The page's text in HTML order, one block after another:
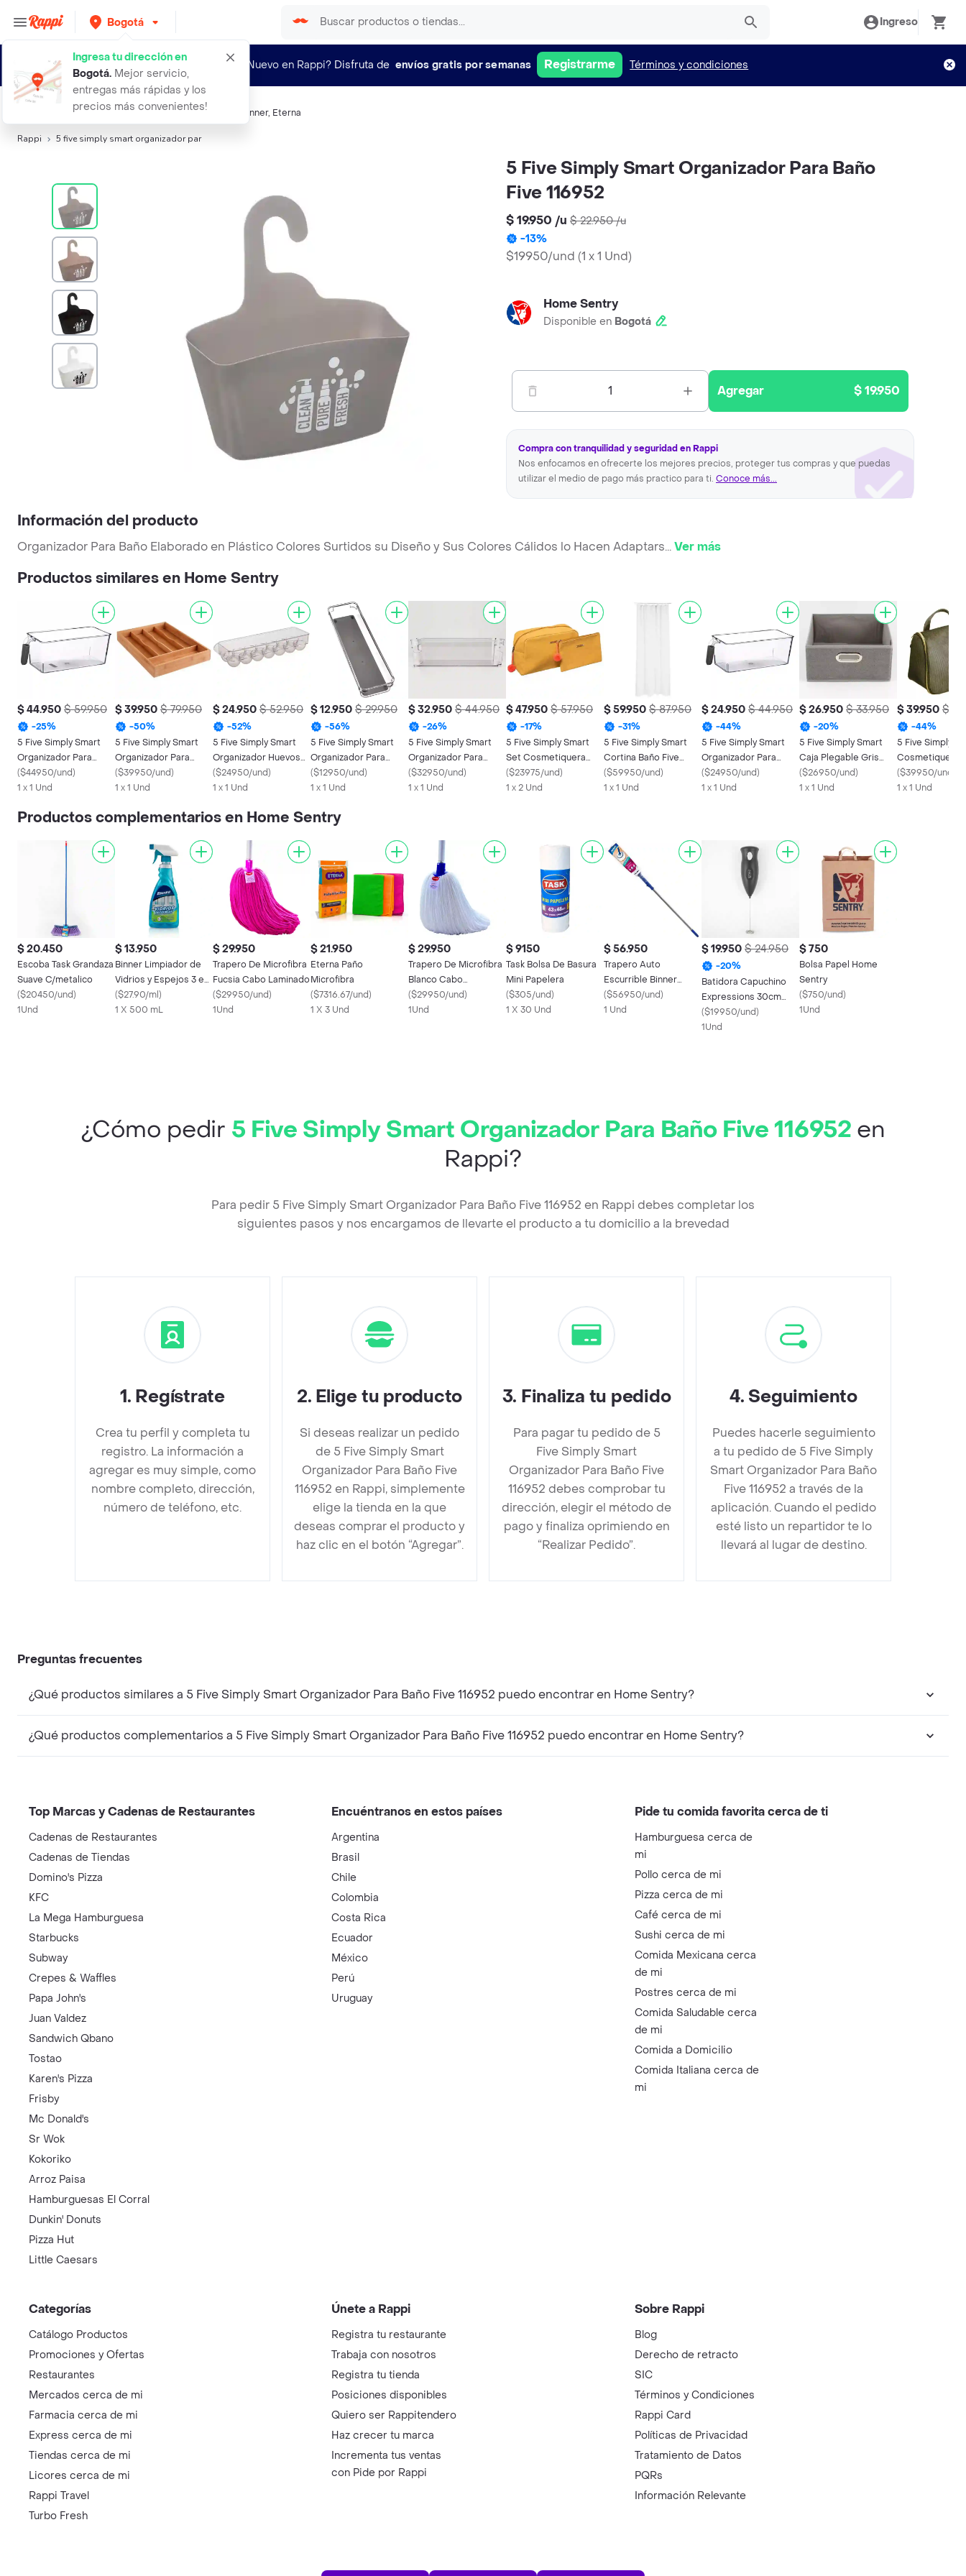
Bogotá
Ingresa tu dirección en
Bogotá. Mejor servicio,
entregas más rápidas y los
precios más convenientes!
Ingreso
¿Nuevo en Rappi? Disfruta de envíos gratis por semanas Registrarme Términos y condiciones
Búsquedas relacionadas:Cajas y Cestas,Five Binner, Eterna
Rappi 5 five simply smart organizador par
5 Five Simply Smart Organizador Para Baño
Five 116952
$ 19.950 /u $ 22.950/u
-13%
$19950/und (1 x 1 Und)
Home Sentry
Disponible en Bogotá
1 Agregar $ 19.950
Compra con tranquilidad y seguridad en Rappi
Nos enfocamos en ofrecerte los mejores precios, proteger tus compras y que puedas
utilizar el medio de pago más practico para ti. Conoce más...
Información del producto
Organizador Para Baño Elaborado en Plástico Colores Surtidos su Diseño y Sus Colores Cálidos lo Hacen Adaptars...Ver más
Productos similares en Home Sentry
$ 44.950 $ 59.950
-25%
5 Five Simply Smart
Organizador Para
Nevera Plástico
167788
($44950/und)
1 x 1 Und
$ 39.950 $ 79.950
-50%
5 Five Simply Smart
Organizador Para
Cubiertos en Bamboo
115242
($39950/und)
1 x 1 Und
$ 24.950 $ 52.950
-52%
5 Five Simply Smart
Organizador Huevos
Plástico 146479
($24950/und)
1 x 1 Und
$ 12.950 $ 29.950
-56%
5 Five Simply Smart
Organizador Para
Nevera Plástico
($12950/und)
1 x 1 Und
$ 32.950 $ 44.950
-26%
5 Five Simply Smart
Organizador Para
Nevera 5 L
($32950/und)
1 x 1 Und
$ 47.950 $ 57.950
-17%
5 Five Simply Smart
Set Cosmetiquera
Caqui 174668c
($23975/und)
1 x 2 Und
$ 59.950 $ 87.950
-31%
5 Five Simply Smart
Cortina Baño Five
105654 Poliéster
Blanco
($59950/und)
1 x 1 Und
$ 24.950 $ 44.950
-44%
5 Five Simply Smart
Organizador Para
Nevera 03 Kg
($24950/und)
1 x 1 Und
$ 26.950 $ 33.950
-20%
5 Five Simply Smart
Caja Plegable Gris
Lino 138886c
($26950/und)
1 x 1 Und
$ 39.950 $
-44%
5 Five Simply
Cosmetiquera
Pana Negro
($39950/und
1 x 1 Und
Productos complementarios en Home Sentry
$ 20.450
Escoba Task Grandaza
Suave C/metalico
($20450/und)
1Und
$ 13.950
Binner Limpiador de
Vidrios y Espejos 3 en
1
($27.90/ml)
1 X 500 mL
$ 29.950
Trapero De Microfibra
Fucsia Cabo Laminado
($29950/und)
1Und
$ 21.950
Eterna Paño
Microfibra
($7316.67/und)
1 X 3 Und
$ 29.950
Trapero De Microfibra
Blanco Cabo
Laminado
($29950/und)
1Und
$ 9150
Task Bolsa De Basura
Mini Papelera
($305/und)
1 X 30 Und
$ 56.950
Trapero Auto
Escurrible Binner
107561
($56950/und)
1 Und
$ 19.950 $ 24.950
-20%
Batidora Capuchino
Expressions 30cm
Negro Acero
Inoxidable
($19950/und)
1Und
$ 750
Bolsa Papel Home
Sentry
($750/und)
1Und
¿Cómo pedir 5 Five Simply Smart Organizador Para Baño Five 116952 en
Rappi?
Para pedir 5 Five Simply Smart Organizador Para Baño Five 116952 en Rappi debes completar los
siguientes pasos y nos encargamos de llevarte el producto a tu domicilio a la brevedad
1. Regístrate
Crea tu perfil y completa tu
registro. La información a
agregar es muy simple, como
nombre completo, dirección,
número de teléfono, etc.
2. Elige tu producto
Si deseas realizar un pedido
de 5 Five Simply Smart
Organizador Para Baño Five
116952 en Rappi, simplemente
elige la tienda en la que
deseas comprar el producto y
haz clic en el botón “Agregar”.
3. Finaliza tu pedido
Para pagar tu pedido de 5
Five Simply Smart
Organizador Para Baño Five
116952 debes comprobar tu
dirección, elegir el método de
pago y finaliza oprimiendo en
“Realizar Pedido”.
4. Seguimiento
Puedes hacerle seguimiento
a tu pedido de 5 Five Simply
Smart Organizador Para Baño
Five 116952 a través de la
aplicación. Cuando el pedido
esté listo un repartidor te lo
llevará al lugar de destino.
Preguntas frecuentes
¿Qué productos similares a 5 Five Simply Smart Organizador Para Baño Five 116952 puedo encontrar en Home Sentry?
¿Qué productos complementarios a 5 Five Simply Smart Organizador Para Baño Five 116952 puedo encontrar en Home Sentry?
Top Marcas y Cadenas de Restaurantes
Cadenas de Restaurantes
Cadenas de Tiendas
Domino's Pizza
KFC
La Mega Hamburguesa
Starbucks
Subway
Crepes & Waffles
Papa John's
Juan Valdez
Sandwich Qbano
Tostao
Karen's Pizza
Frisby
Mc Donald's
Sr Wok
Kokoriko
Arroz Paisa
Hamburguesas El Corral
Dunkin' Donuts
Pizza Hut
Little Caesars
Encuéntranos en estos países
Argentina
Brasil
Chile
Colombia
Costa Rica
Ecuador
México
Perú
Uruguay
Pide tu comida favorita cerca de ti
Hamburguesa cerca de
mi
Pollo cerca de mi
Pizza cerca de mi
Café cerca de mi
Sushi cerca de mi
Comida Mexicana cerca
de mi
Postres cerca de mi
Comida Saludable cerca
de mi
Comida a Domicilio
Comida Italiana cerca de
mi
Categorías
Catálogo Productos
Promociones y Ofertas
Restaurantes
Mercados cerca de mi
Farmacia cerca de mi
Express cerca de mi
Tiendas cerca de mi
Licores cerca de mi
Rappi Travel
Turbo Fresh
Únete a Rappi
Registra tu restaurante
Trabaja con nosotros
Registra tu tienda
Posiciones disponibles
Quiero ser Rappitendero
Haz crecer tu marca
Incrementa tus ventas
con Pide por Rappi
Sobre Rappi
Blog
Derecho de retracto
SIC
Términos y Condiciones
Rappi Card
Políticas de Privacidad
Tratamiento de Datos
PQRs
Información Relevante